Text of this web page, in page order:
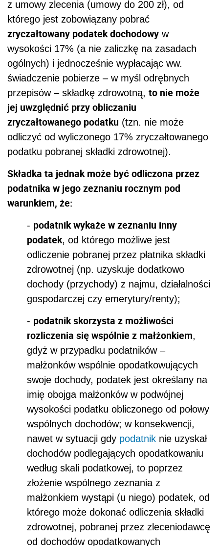
z umowy zlecenia (umowy do 200 zł), od
którego jest zobowiązany pobrać
zryczałtowany podatek dochodowy w
wysokości 17% (a nie zaliczkę na zasadach
ogólnych) i jednocześnie wypłacając ww.
świadczenie pobierze – w myśl odrębnych
przepisów – składkę zdrowotną, to nie może
jej uwzględnić przy obliczaniu
zryczałtowanego podatku (tzn. nie może
odliczyć od wyliczonego 17% zryczałtowanego
podatku pobranej składki zdrowotnej).
Składka ta jednak może być odliczona przez
podatnika w jego zeznaniu rocznym pod
warunkiem, że:
- podatnik wykaże w zeznaniu inny
podatek, od którego możliwe jest
odliczenie pobranej przez płatnika składki
zdrowotnej (np. uzyskuje dodatkowo
dochody (przychody) z najmu, działalności
gospodarczej czy emerytury/renty);
- podatnik skorzysta z możliwości
rozliczenia się wspólnie z małżonkiem,
gdyż w przypadku podatników –
małżonków wspólnie opodatkowujących
swoje dochody, podatek jest określany na
imię obojga małżonków w podwójnej
wysokości podatku obliczonego od połowy
wspólnych dochodów; w konsekwencji,
nawet w sytuacji gdy podatnik nie uzyskał
dochodów podlegających opodatkowaniu
według skali podatkowej, to poprzez
złożenie wspólnego zeznania z
małżonkiem wystąpi (u niego) podatek, od
którego może dokonać odliczenia składki
zdrowotnej, pobranej przez zleceniodawcę
od dochodów opodatkowanych